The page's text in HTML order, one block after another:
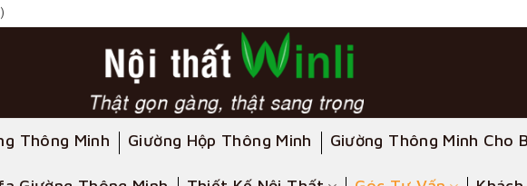
Thông Minh Giường Hộp Thông Minh Giường Thông Minh Cho